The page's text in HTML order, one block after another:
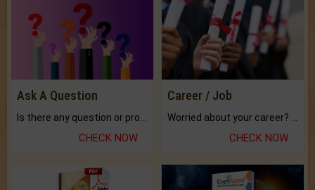
Ask A Question
CHECK NOW
Career / Job
CHECK NOW